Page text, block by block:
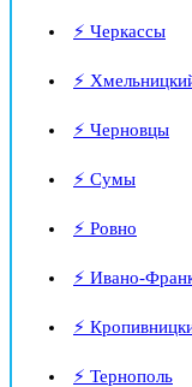
⚡ Черкассы
⚡
⚡ Черновцы
⚡ Сумы
⚡ Ровно
⚡ Ивано-
⚡
⚡ Тернополь